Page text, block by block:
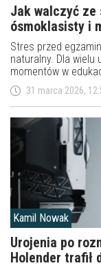
Jak walczyć ze
ósmoklasisty i
Stres przed
naturalny. Dla wielu
momentów w
31 marca 2026,
Kamil Nowak
Urojenia po
Holender trafił